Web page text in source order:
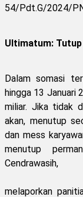
54/Pdt.G/2024/
Ultimatum:
Dalam somasi
hingga 13 Januari
miliar. Jika tidak
akan, menutup
dan mess
menutup
Cendrawasih,
melaporkan